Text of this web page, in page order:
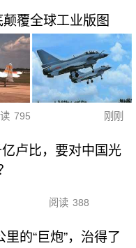
覆全球工业版图
795 刚刚
卢比，要对中国光
阅读 388
的“巨炮”，治得了